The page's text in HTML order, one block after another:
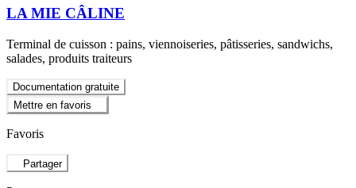
LA MIE CÂLINE
Terminal de cuisson : pains, viennoiseries, pâtisseries, sandwichs,
salades, produits traiteurs
Documentation gratuite
Mettre en favoris
Favoris
Partager